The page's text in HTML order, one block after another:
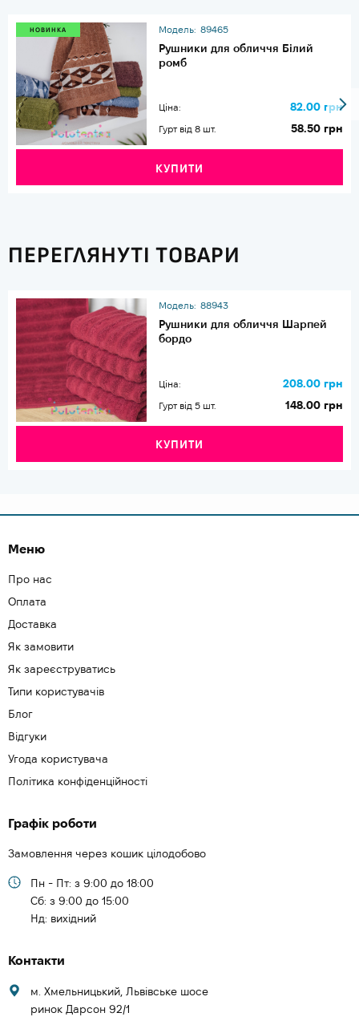
НОВИНКА Модель: 89465
Рушники для обличчя Білий
ромб
Ціна: 82.00 грн
Гурт від 8 шт. 58.50 грн
КУПИТИ
ПЕРЕГЛЯНУТІ ТОВАРИ
Модель: 88943
Рушники для обличчя Шарпей
бордо
Ціна: 208.00 грн
Гурт від 5 шт. 148.00 грн
КУПИТИ
Меню
Про нас
Оплата
Доставка
Як замовити
Як зареєструватись
Типи користувачів
Блог
Відгуки
Угода користувача
Політика конфіденційності
Графік роботи
Замовлення через кошик цілодобово
Пн - Пт: з 9:00 до 18:00
Cб: з 9:00 до 15:00
Нд: вихідний
Контакти
м. Хмельницький, Львівське шосе
ринок Дарсон 92/1